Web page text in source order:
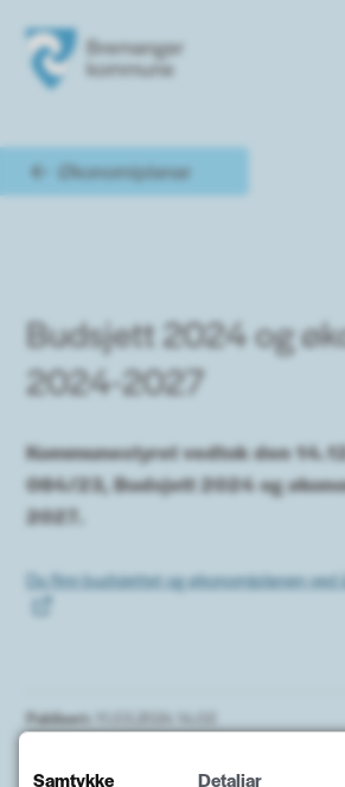
Du er her:Økonomiplanar
Budsjett 2024 og
2024-2027
Kommunestyret vedtok den
084/23, Budsjett 2024 og
2027.
Du finn budsjettet og økonomiplanen ved
Publisert 11.03.2024 14.02
Samtykke Detaljar